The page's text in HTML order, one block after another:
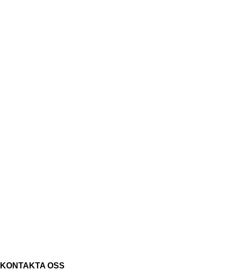
KONTAKTA OSS